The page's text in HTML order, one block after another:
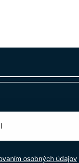
osobných údajov